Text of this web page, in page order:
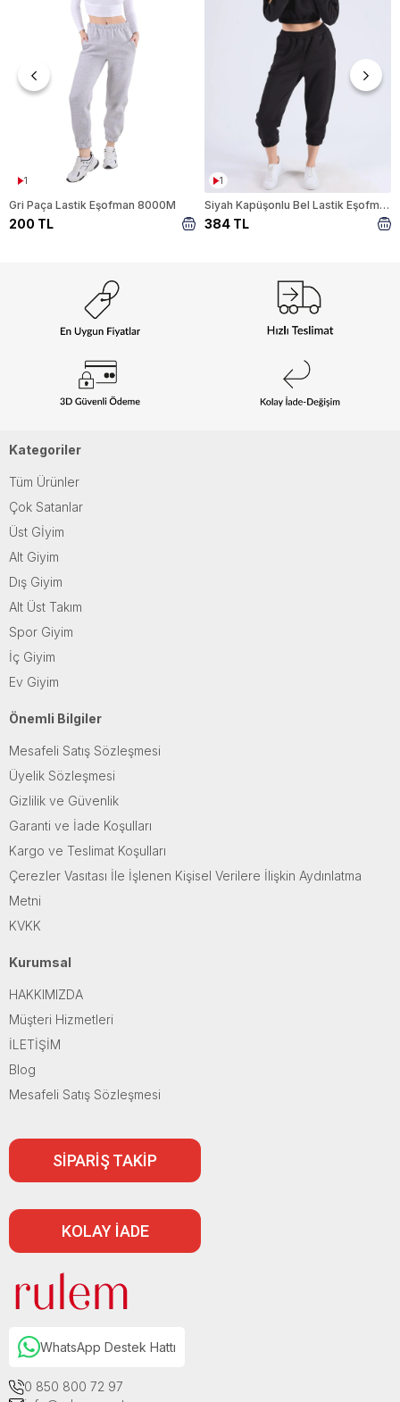
1
Gri Paça Lastik Eşofman 8000M
200 TL
1
Siyah Kapüşonlu Bel Lastik Eşofman Takımı 9023M
384 TL
Kategoriler
Tüm Ürünler
Çok Satanlar
Üst Gİyim
Alt Giyim
Dış Giyim
Alt Üst Takım
Spor Giyim
İç Giyim
Ev Giyim
Önemli Bilgiler
Mesafeli Satış Sözleşmesi
Üyelik Sözleşmesi
Gizlilik ve Güvenlik
Garanti ve İade Koşulları
Kargo ve Teslimat Koşulları
Çerezler Vasıtası İle İşlenen Kişisel Verilere İlişkin Aydınlatma
Metni
KVKK
Kurumsal
HAKKIMIZDA
Müşteri Hizmetleri
İLETİŞİM
Blog
Mesafeli Satış Sözleşmesi
SİPARİŞ TAKİP
KOLAY İADE
WhatsApp Destek Hattı
0 850 800 72 97